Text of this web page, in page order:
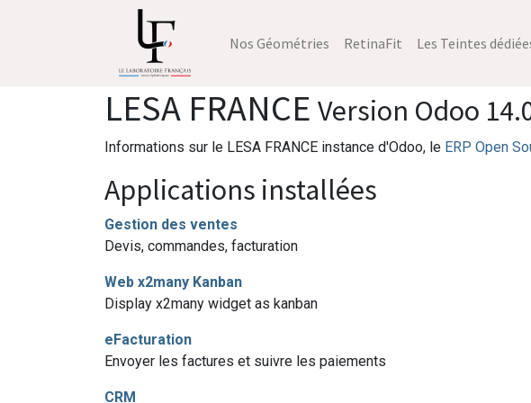
Nos Géométries RetinaFit Les Teintes
LESA FRANCE Version Odoo
Informations sur le LESA FRANCE instance d'Odoo, le ERP Open
Applications installées
Gestion des ventes
Devis, commandes, facturation
Web x2many Kanban
Display x2many widget as kanban
eFacturation
Envoyer les factures et suivre les paiements
CRM